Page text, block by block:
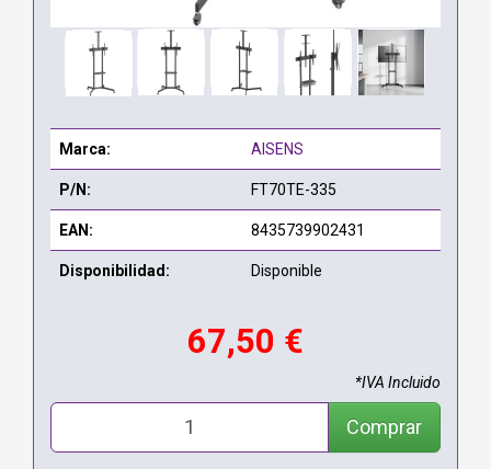
Marca: AISENS
P/N: FT70TE-335
EAN: 8435739902431
Disponibilidad: Disponible
67,50 €
*IVA Incluido
Comprar